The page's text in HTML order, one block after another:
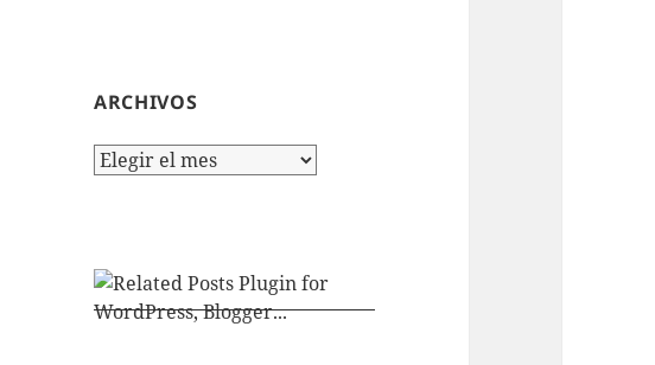
ARCHIVOS
Archivos